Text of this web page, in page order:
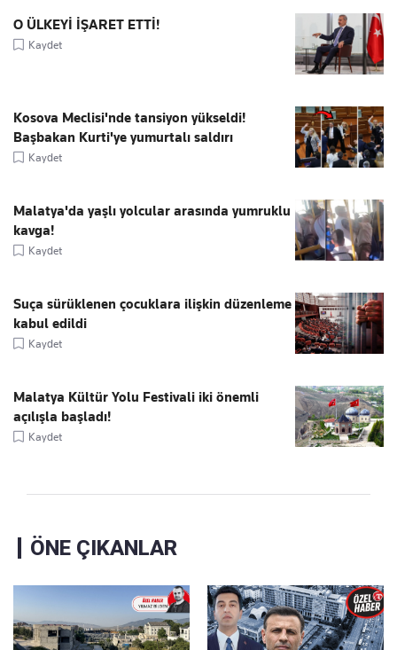
O ÜLKEYİ İŞARET ETTİ!
Kaydet
Kosova Meclisi'nde tansiyon yükseldi!
Başbakan Kurti'ye yumurtalı saldırı
Kaydet
Malatya'da yaşlı yolcular arasında yumruklu
kavga!
Kaydet
Suça sürüklenen çocuklara ilişkin düzenleme
kabul edildi
Kaydet
Malatya Kültür Yolu Festivali iki önemli
açılışla başladı!
Kaydet
ÖNE ÇIKANLAR